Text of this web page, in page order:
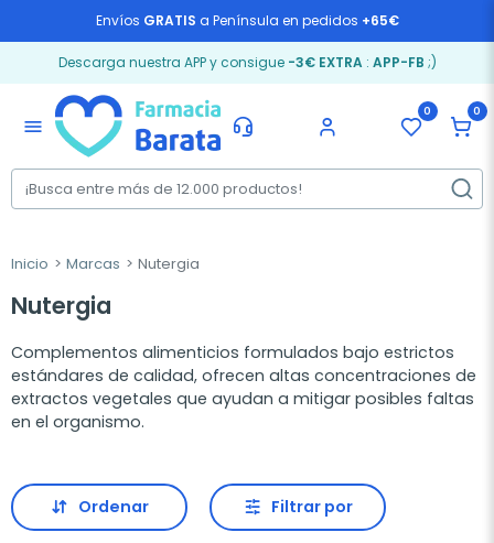
Envíos GRATIS a Península en pedidos +65€
Descarga nuestra APP y consigue -3€ EXTRA: APP-FB ;)
menu
0 0
Inicio Marcas Nutergia
Nutergia
Complementos alimenticios formulados bajo estrictos
estándares de calidad, ofrecen altas concentraciones de
extractos vegetales que ayudan a mitigar posibles faltas
en el organismo.
Ordenar Filtrar por